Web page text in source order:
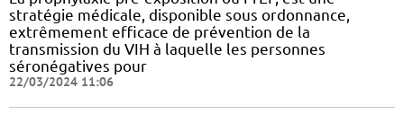
stratégie médicale, disponible sous ordonnance,
extrêmement efficace de prévention de la
transmission du VIH à laquelle les personnes
séronégatives pour
22/03/2024 11:06